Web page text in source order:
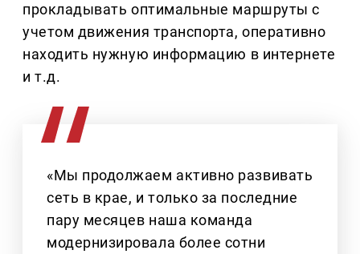
прокладывать оптимальные маршруты с
учетом движения транспорта, оперативно
находить нужную информацию в интернете
и т.д.
«Мы продолжаем активно развивать
сеть в крае, и только за последние
пару месяцев наша команда
модернизировала более сотни